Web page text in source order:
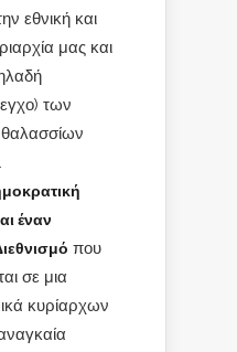
εθνική και
μας και
των
έναν
που
σε μια
κυρίαρχων